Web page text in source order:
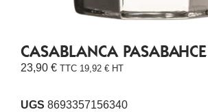
CASABLANCA
23,90 € TTC 19,92 € HT
UGS 8693357156340